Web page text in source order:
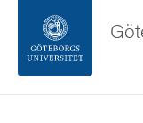
Sidfoten